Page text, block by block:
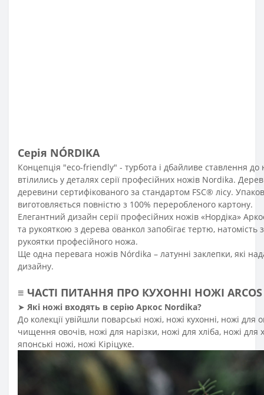
Серія NÓRDIKA
Концепція "eco-friendly" - турбота і дбайливе ставлення
втілились у деталях серії професійних ножів Nordika.
деревини сертифікованого за стандартом FSC® лісу.
виготовляється повністю з 100% переробленого картону.
Елегантний дизайн серії професійних ножів «Нордіка»
та рукояткою з дерева ованкол запобігає тертю,
рукоятки професійного ножа.
Ще одна перевага ножів Nórdika – латунні заклепки, які
дизайну.
≡ ЧАСТІ ПИТАННЯ ПРО КУХОННІ НОЖІ ARCOS
➤ Які ножі входять в серію Аркос Nordika?
До колекції увійшли поварські ножі, ножі кухонні, ножі для
чищення овочів, ножі для нарізки, ножі для хліба, ножі
японські ножі, ножі Кіріцуке.